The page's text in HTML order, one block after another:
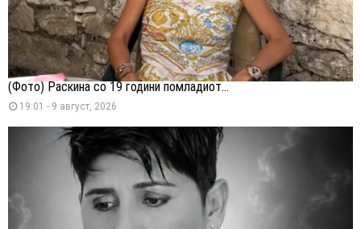
(Фото) Раскина со 19 години помладиот...
19:01 - 9 август, 2026